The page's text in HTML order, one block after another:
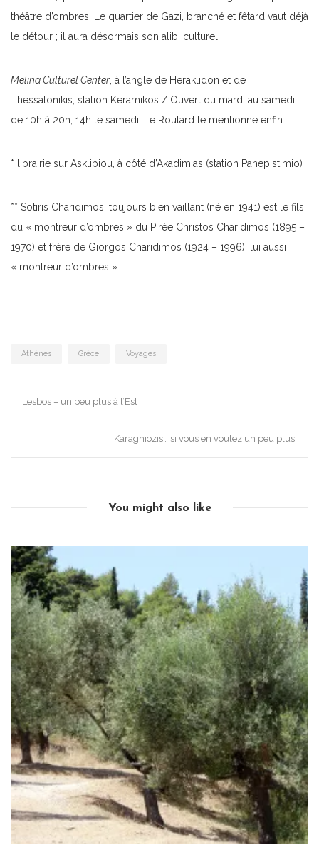
théâtre d’ombres. Le quartier de Gazi, branché et fêtard vaut déjà
le détour ; il aura désormais son alibi culturel.
Melina Culturel Center , à l’angle de Heraklidon et de
Thessalonikis, station Keramikos / Ouvert du mardi au samedi
de 10h à 20h, 14h le samedi. Le Routard le mentionne enfin…
* librairie sur Asklipiou, à côté d’Akadimias (station Panepistimio)
** Sotiris Charidimos, toujours bien vaillant (né en 1941) est le fils
du « montreur d’ombres » du Pirée Christos Charidimos (1895 –
1970) et frère de Giorgos Charidimos (1924 – 1996), lui aussi
« montreur d’ombres ».
Athènes Grèce Voyages
Post
Lesbos – un peu plus à l’Est
Karaghiozis… si vous en voulez un peu plus.
You might also like